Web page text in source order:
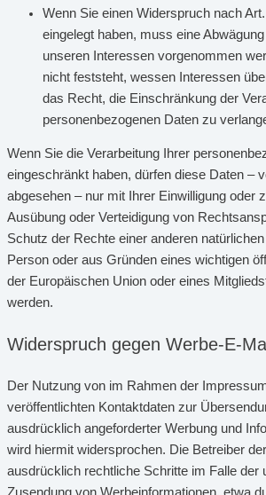
Wenn Sie einen Widerspruch nach
eingelegt haben, muss eine
unseren Interessen vorgenommen
nicht feststeht, wessen Interessen
das Recht, die Einschränkung der
personenbezogenen Daten zu
Wenn Sie die Verarbeitung Ihrer
eingeschränkt haben, dürfen diese Daten –
abgesehen – nur mit Ihrer Einwilligung oder
Ausübung oder Verteidigung von
Schutz der Rechte einer anderen
Person oder aus Gründen eines wichtigen
der Europäischen Union oder eines
werden.
Widerspruch gegen Werbe-E-
Der Nutzung von im Rahmen der
veröffentlichten Kontaktdaten zur
ausdrücklich angeforderter Werbung und
wird hiermit widersprochen. Die Betreiber
ausdrücklich rechtliche Schritte im Falle der